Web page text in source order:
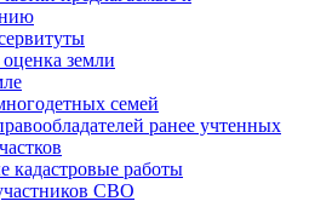
земли
семей
ранее учтенных
кадастровые работы
СВО